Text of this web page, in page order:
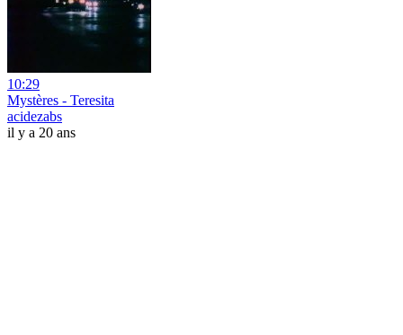
10:29
Mystères - Teresita
acidezabs
il y a 20 ans